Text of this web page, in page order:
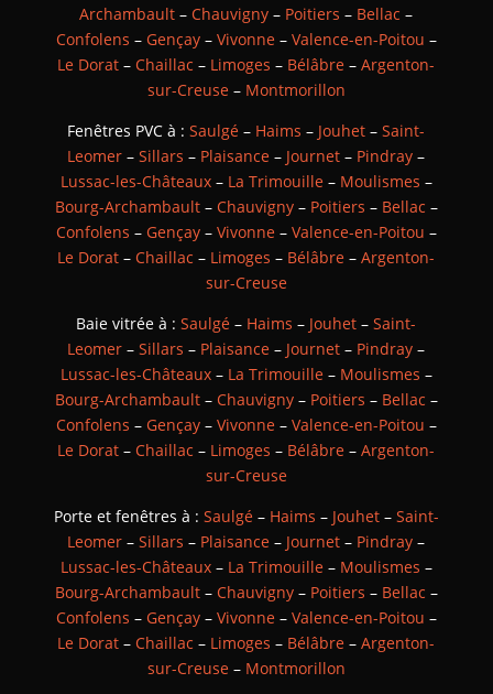
Archambault –Chauvigny – Poitiers – Bellac –
Confolens – Gençay– Vivonne– Valence-en-Poitou –
Le Dorat –Chaillac – Limoges – Bélâbre –Argenton-
sur-Creuse– Montmorillon
Fenêtres PVC à :Saulgé – Haims – Jouhet –Saint-
Leomer –Sillars – Plaisance – Journet – Pindray –
Lussac-les-Châteaux– La Trimouille– Moulismes –
Bourg-Archambault– Chauvigny– Poitiers – Bellac –
Confolens – Gençay– Vivonne– Valence-en-Poitou –
Le Dorat –Chaillac – Limoges – Bélâbre –Argenton-
sur-Creuse
Baie vitrée à :Saulgé – Haims – Jouhet –Saint-
Leomer –Sillars – Plaisance – Journet – Pindray –
Lussac-les-Châteaux– La Trimouille– Moulismes –
Bourg-Archambault– Chauvigny– Poitiers – Bellac –
Confolens – Gençay– Vivonne– Valence-en-Poitou –
Le Dorat –Chaillac – Limoges – Bélâbre –Argenton-
sur-Creuse
Porte et fenêtres à : Saulgé– Haims – Jouhet– Saint-
Leomer –Sillars – Plaisance – Journet – Pindray –
Lussac-les-Châteaux– La Trimouille– Moulismes –
Bourg-Archambault– Chauvigny– Poitiers – Bellac –
Confolens – Gençay– Vivonne– Valence-en-Poitou –
Le Dorat –Chaillac – Limoges – Bélâbre –Argenton-
sur-Creuse– Montmorillon